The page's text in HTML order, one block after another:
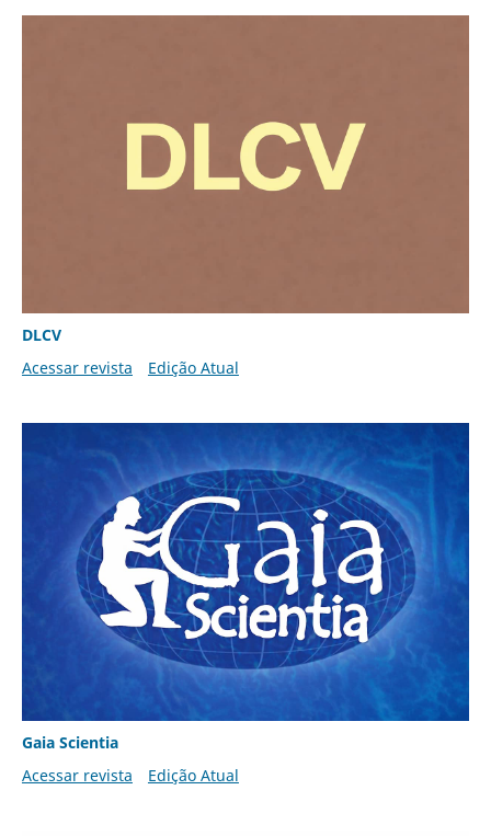
DLCV
Acessar revista
Edição Atual
Gaia Scientia
Acessar revista
Edição Atual